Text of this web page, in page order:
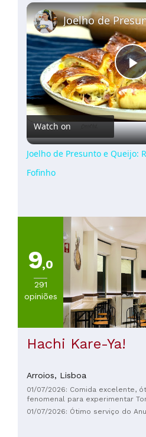
Watch on
Joelho de Presunto e Queijo:
Fofinho
9,0
291
opiniões
Hachi Kare-Ya!
Arroios, Lisboa
01/07/2026: Comida excelente,
fenomenal para experimentar
01/07/2026: Ótimo serviço do